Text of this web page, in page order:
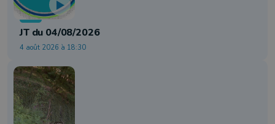
Info
JT du 04/08/2026
4 août 2026 à 18:30